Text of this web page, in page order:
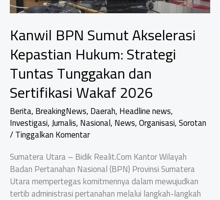
Kanwil BPN Sumut Akselerasi
Kepastian Hukum: Strategi
Tuntas Tunggakan dan
Sertifikasi Wakaf 2026
Berita,BreakingNews,Daerah,Headline news,
Investigasi,Jurnalis,Nasional,News,Organisasi,Sorotan
/Tinggalkan Komentar
Sumatera Utara – Bidik Realit.Com Kantor Wilayah
Badan Pertanahan Nasional (BPN) Provinsi Sumatera
Utara mempertegas komitmennya dalam mewujudkan
tertib administrasi pertanahan melalui langkah-langkah